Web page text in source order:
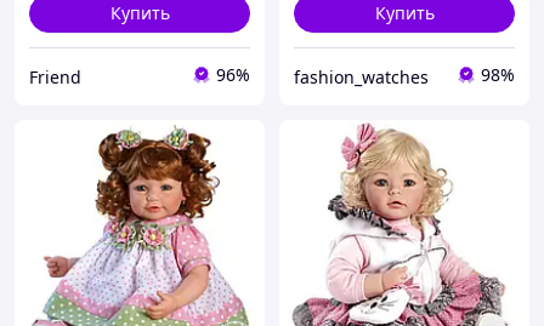
Купить
Friend 96%
Купить
fashion_watches 98%